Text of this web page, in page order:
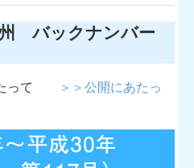
バックナンバー
たって
＞＞公開にあたっ